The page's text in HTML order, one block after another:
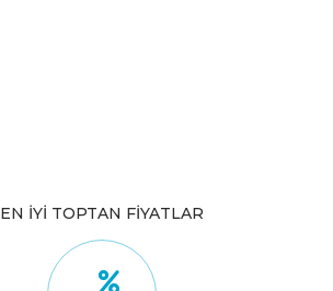
EN İYİ TOPTAN FİYATLAR